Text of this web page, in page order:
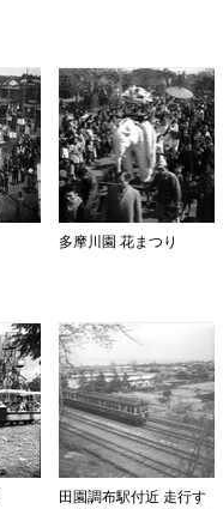
多摩川園 花まつり
田園調布駅付近 走行す